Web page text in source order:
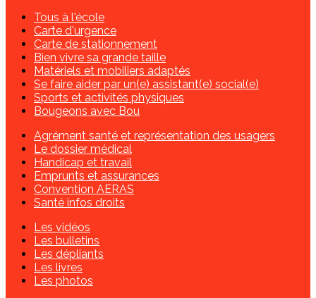
Tous à l'école
Carte d'urgence
Carte de stationnement
Bien vivre sa grande taille
Matériels et mobiliers adaptés
Se faire aider par un(e) assistant(e) social(e)
Sports et activités physiques
Bougeons avec Bou
Agrément santé et représentation des usagers
Le dossier médical
Handicap et travail
Emprunts et assurances
Convention AERAS
Santé infos droits
Les vidéos
Les bulletins
Les dépliants
Les livres
Les photos